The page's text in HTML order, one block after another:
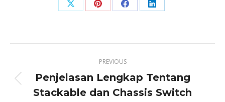
Share
X
Share
Pinterest
Share
Facebook
Share
LinkedIn
navigation
PREVIOUS
Previous
post:
Penjelasan Lengkap Tentang
Stackable dan Chassis Switch